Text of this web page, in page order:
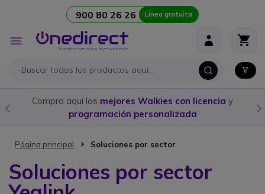
900 80 26 26 Linea gratuita
Toggle
Nav
Compra aquí los mejores Walkies con licencia y
programación personalizada
Página principal Soluciones por sector
Soluciones por sector